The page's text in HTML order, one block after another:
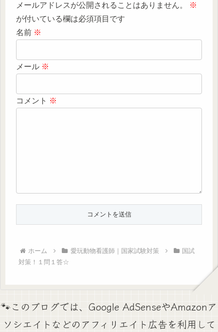
メールアドレスが公開されることはありません。
※
が付いている欄は必須項目です
名前 ※
メール ※
コメント ※
ホーム 愛玩動物看護師｜国家試験対策
国試
対策！１問１答☆
🐾このブログでは、Google AdSenseやAmazonア
ソシエイトなどのアフィリエイト広告を利用して